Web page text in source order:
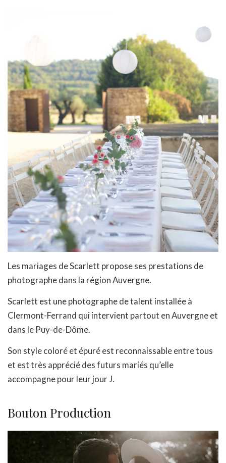
Les mariages de Scarlett propose ses prestations de
photographe dans la région Auvergne.
Scarlett est une photographe de talent installée à
Clermont-Ferrand qui intervient partout en Auvergne et
dans le Puy-de-Dôme.
Son style coloré et épuré est reconnaissable entre tous
et est très apprécié des futurs mariés qu’elle
accompagne pour leur jour J.
Bouton Production